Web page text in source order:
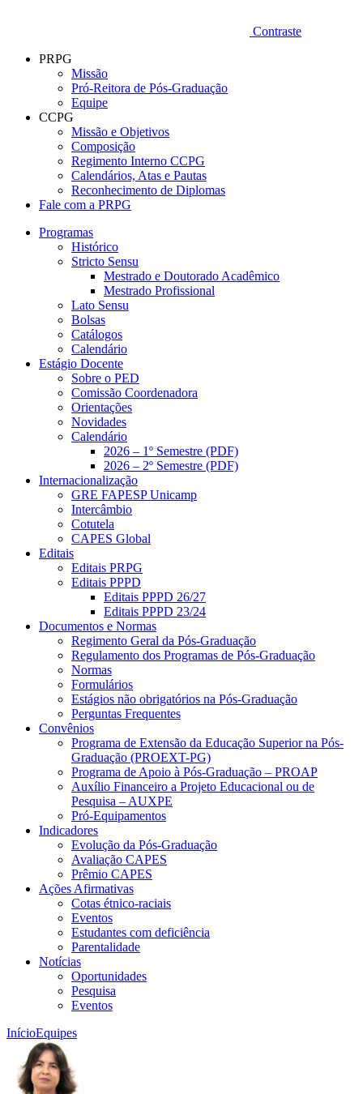
Contraste
PRPG
Missão
Pró-Reitora de Pós-Graduação
Equipe
CCPG
Missão e Objetivos
Composição
Regimento Interno CCPG
Calendários, Atas e Pautas
Reconhecimento de Diplomas
Fale com a PRPG
Programas
Histórico
Stricto Sensu
Mestrado e Doutorado Acadêmico
Mestrado Profissional
Lato Sensu
Bolsas
Catálogos
Calendário
Estágio Docente
Sobre o PED
Comissão Coordenadora
Orientações
Novidades
Calendário
2026 – 1º Semestre (PDF)
2026 – 2º Semestre (PDF)
Internacionalização
GRE FAPESP Unicamp
Intercâmbio
Cotutela
CAPES Global
Editais
Editais PRPG
Editais PPPD
Editais PPPD 26/27
Editais PPPD 23/24
Documentos e Normas
Regimento Geral da Pós-Graduação
Regulamento dos Programas de Pós-Graduação
Normas
Formulários
Estágios não obrigatórios na Pós-Graduação
Perguntas Frequentes
Convênios
Programa de Extensão da Educação Superior na Pós-
Graduação (PROEXT-PG)
Programa de Apoio à Pós-Graduação – PROAP
Auxílio Financeiro a Projeto Educacional ou de
Pesquisa – AUXPE
Pró-Equipamentos
Indicadores
Evolução da Pós-Graduação
Avaliação CAPES
Prêmio CAPES
Ações Afirmativas
Cotas étnico-raciais
Eventos
Estudantes com deficiência
Parentalidade
Notícias
Oportunidades
Pesquisa
Eventos
InícioEquipes